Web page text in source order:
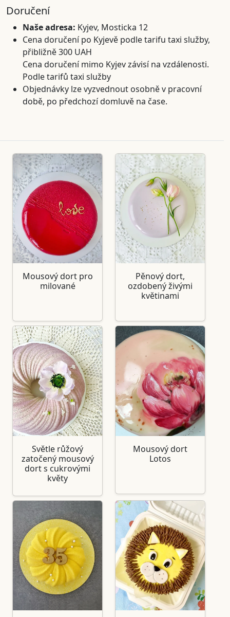
Doručení
Naše adresa: Kyjev, Mosticka 12
Cena doručení po Kyjevě podle tarifu taxi služby,
přibližně 300 UAH
Cena doručení mimo Kyjev závisí na vzdálenosti.
Podle tarifů taxi služby
Objednávky lze vyzvednout osobně v pracovní
době, po předchozí domluvě na čase.
Mousový dort pro
milované
Pěnový dort,
ozdobený živými
květinami
Světle růžový
zatočený mousový
dort s cukrovými
květy
Mousový dort
Lotos